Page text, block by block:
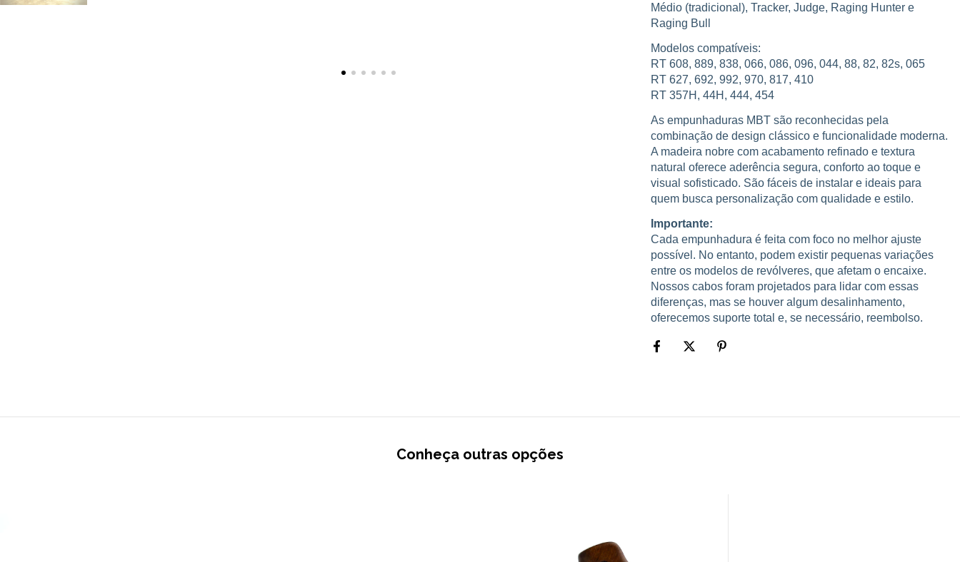
Médio (tradicional), Tracker, Judge, Raging Hunter e
Raging Bull
Modelos compatíveis:
RT 608, 889, 838, 066, 086, 096, 044, 88, 82, 82s, 065
RT 627, 692, 992, 970, 817, 410
RT 357H, 44H, 444, 454
As empunhaduras MBT são reconhecidas pela
combinação de design clássico e funcionalidade moderna.
A madeira nobre com acabamento refinado e textura
natural oferece aderência segura, conforto ao toque e
visual sofisticado. São fáceis de instalar e ideais para
quem busca personalização com qualidade e estilo.
Importante:
Cada empunhadura é feita com foco no melhor ajuste
possível. No entanto, podem existir pequenas variações
entre os modelos de revólveres, que afetam o encaixe.
Nossos cabos foram projetados para lidar com essas
diferenças, mas se houver algum desalinhamento,
oferecemos suporte total e, se necessário, reembolso.
Conheça outras opções